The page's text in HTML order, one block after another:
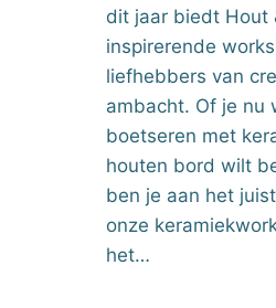
dit jaar biedt Hout
inspirerende
liefhebbers van
ambacht. Of je nu
boetseren met
houten bord wilt
ben je aan het
onze
het…